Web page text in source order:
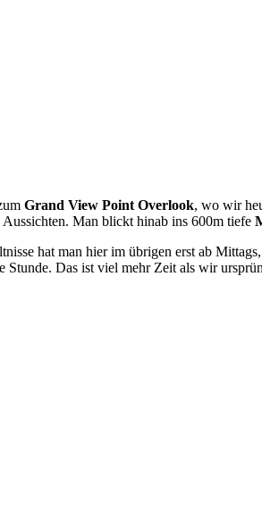
Grand View Point Overlook, wo wir
Man blickt hinab ins 600m tiefe
hat man hier im übrigen erst ab
Stunde. Das ist viel mehr Zeit als wir